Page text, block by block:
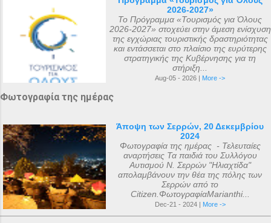
αριθμός 318. Ο Ευσέβιος της Καισαρείας
τους αριθμεί 250, ο Αθανάσιος
Αλεξανδρείας 318, και ο Ευστάθιος Α...
2026-2027»
Το Πρόγραμμα «Τουρισμός για Όλους
2026-2027» στοχεύει στην άμεση ενίσχυση
της εγχώριας τουριστικής δραστηριότητας
και εντάσσεται στο πλαίσιο της ευρύτερης
στρατηγικής της Κυβέρνησης για τη
στήριξη...
Aug-05 - 2026 | More ->
Φωτογραφία της ημέρας
Άποψη των Σερρών, 20 Δεκεμβρίου
2024
Φωτογραφία της ημέρας - Τελευταίες
αναρτήσεις Τα παιδιά του Συλλόγου
Αυτισμού Ν. Σερρών "Ηλιαχτίδα"
απολαμβάνουν την θέα της πόλης των
Σερρών από το
Citizen.ΦωτογραφίαMarianthi...
Dec-21 - 2024 | More ->